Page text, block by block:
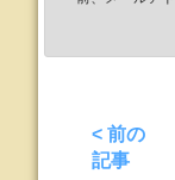
< 前の
記事